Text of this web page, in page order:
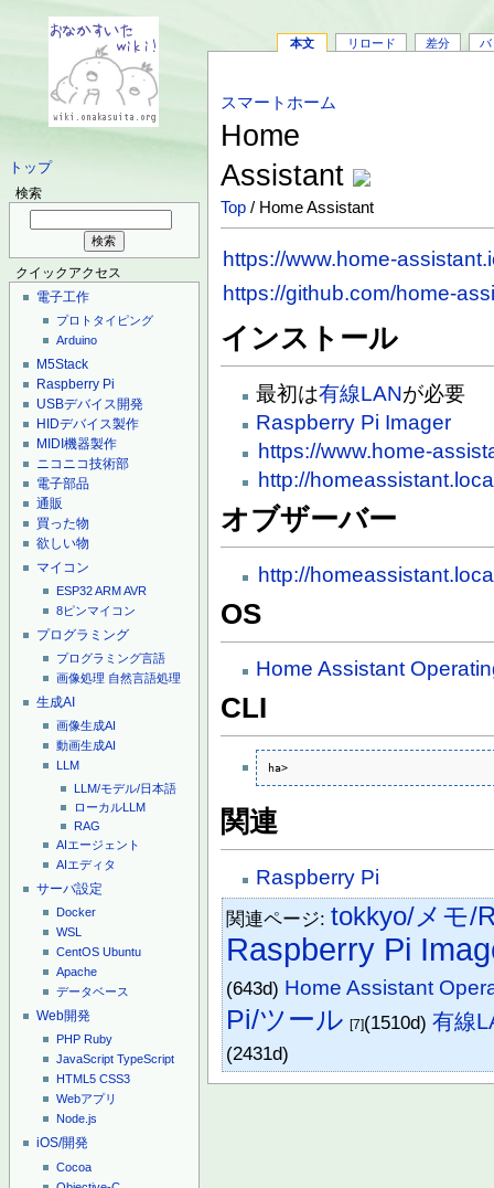
トップ
検索
クイックアクセス
電子工作
プロトタイピング
Arduino
M5Stack
Raspberry Pi
USBデバイス開発
HIDデバイス製作
MIDI機器製作
ニコニコ技術部
電子部品
通販
買った物
欲しい物
マイコン
ESP32ARMAVR
8ピンマイコン
プログラミング
プログラミング言語
画像処理 自然言語処理
生成AI
画像生成AI
動画生成AI
LLM
LLM/モデル/日本語
ローカルLLM
RAG
AIエージェント
AIエディタ
サーバ設定
Docker
WSL
CentOS Ubuntu
Apache
データベース
Web開発
PHP Ruby
JavaScript TypeScript
HTML5 CSS3
Webアプリ
Node.js
iOS/開発
Cocoa
本文 リロード 差分 バ
スマートホーム
Home
Assistant
Top / Home Assistant
https://www.home-
https://github.com/home-
インストール
最初は有線LANが必要
Raspberry Pi Imager
https://www.home-
http://
オブザーバー
http://
OS
Home Assistant
CLI
ha>
関連
Raspberry Pi
関連ページ:tokkyo/メモ/
Raspberry Pi
(643d) Home Assistant
Pi/ツール [7](1510d)有線
(2431d)